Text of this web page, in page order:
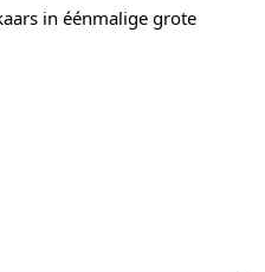
in éénmalige grote